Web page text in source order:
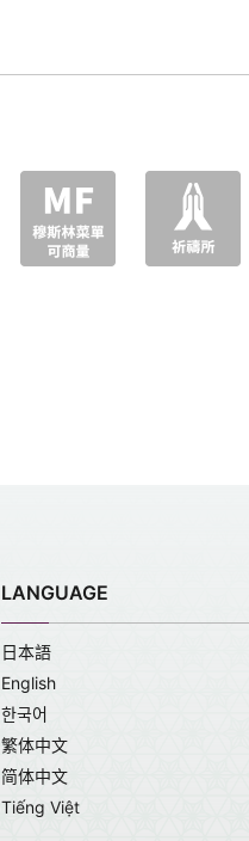
LANGUAGE
日本語
English
한국어
繁体中文
简体中文
Tiếng Việt